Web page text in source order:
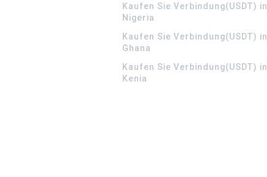
Kaufen Sie Verbindung(USDT) in
Nigeria
Kaufen Sie Verbindung(USDT) in
Ghana
Kaufen Sie Verbindung(USDT) in
Kenia